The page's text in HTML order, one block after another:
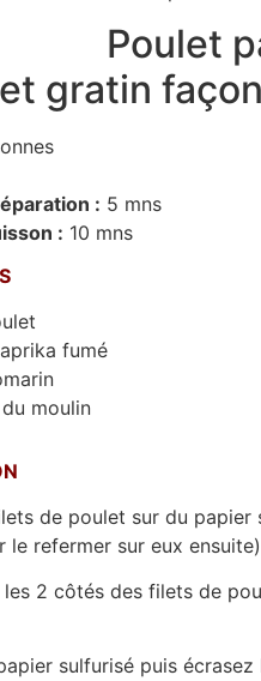
Poulet
et gratin
: 5 mns
: 10 mns
fumé
moulin
de poulet sur du
le refermer sur eux
les 2 côtés des filets de
sulfurisé puis